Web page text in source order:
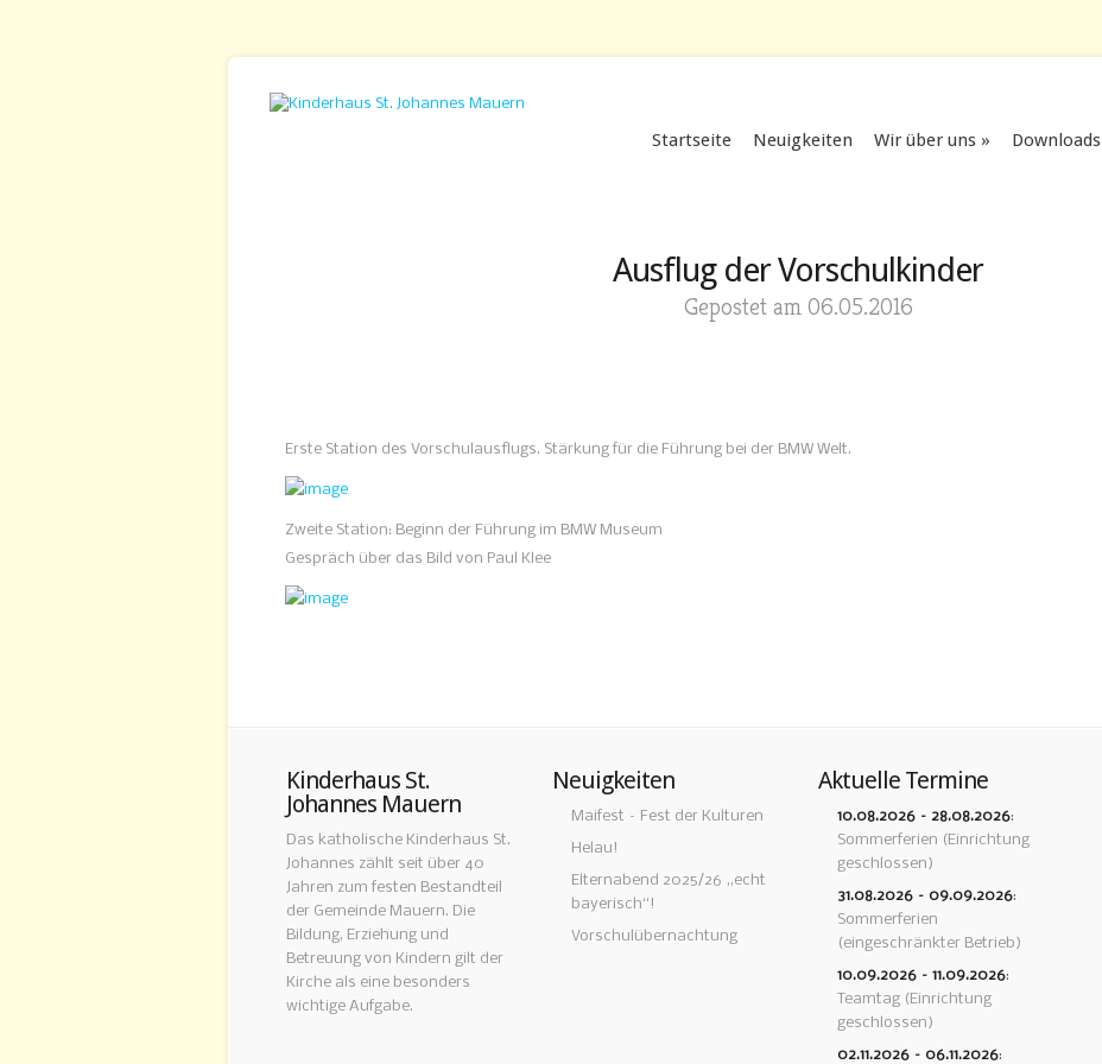
Startseite Neuigkeiten Wir über uns Downloads
Ausflug der Vorschulkinder
Gepostet am 06.05.2016
Erste Station des Vorschulausflugs. Stärkung für die Führung bei der BMW Welt.
Zweite Station: Beginn der Führung im BMW Museum
Gespräch über das Bild von Paul Klee
Kinderhaus St.
Johannes Mauern
Das katholische Kinderhaus St.
Johannes zählt seit über 40
Jahren zum festen Bestandteil
der Gemeinde Mauern. Die
Bildung, Erziehung und
Betreuung von Kindern gilt der
Kirche als eine besonders
wichtige Aufgabe.
Neuigkeiten
Maifest – Fest der Kulturen
Helau!
Elternabend 2025/26 „echt
bayerisch“!
Vorschulübernachtung
Aktuelle Termine
10.08.2026 – 28.08.2026:
Sommerferien (Einrichtung
geschlossen)
31.08.2026 – 09.09.2026:
Sommerferien
(eingeschränkter Betrieb)
10.09.2026 – 11.09.2026:
Teamtag (Einrichtung
geschlossen)
02.11.2026 – 06.11.2026: